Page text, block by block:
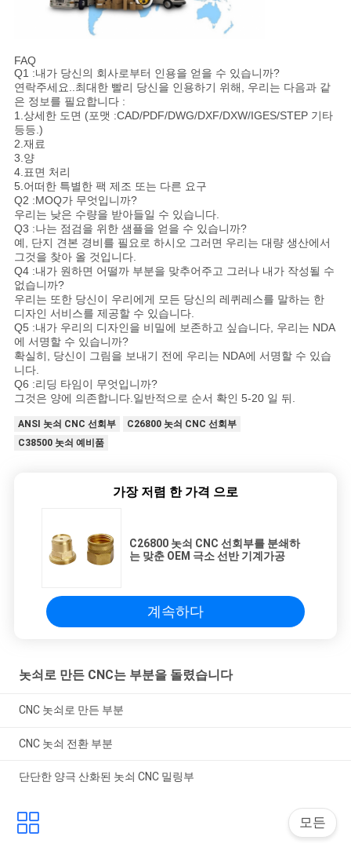
FAQ
Q1 :내가 당신의 회사로부터 인용을 얻을 수 있습니까?
연락주세요..최대한 빨리 당신을 인용하기 위해, 우리는 다음과 같
은 정보를 필요합니다 :
1.상세한 도면 (포맷 :CAD/PDF/DWG/DXF/DXW/IGES/STEP 기타
등등.)
2.재료
3.양
4.표면 처리
5.어떠한 특별한 팩 제조 또는 다른 요구
Q2 :MOQ가 무엇입니까?
우리는 낮은 수량을 받아들일 수 있습니다.
Q3 :나는 점검을 위한 샘플을 얻을 수 있습니까?
예, 단지 견본 경비를 필요로 하시오 그러면 우리는 대량 생산에서
그것을 찾아 올 것입니다.
Q4 :내가 원하면 어떨까 부분을 맞추어주고 그러나 내가 작성될 수
없습니까?
우리는 또한 당신이 우리에게 모든 당신의 레퀴레스를 말하는 한
디자인 서비스를 제공할 수 있습니다.
Q5 :내가 우리의 디자인을 비밀에 보존하고 싶습니다, 우리는 NDA
에 서명할 수 있습니까?
확실히, 당신이 그림을 보내기 전에 우리는 NDA에 서명할 수 있습
니다.
Q6 :리딩 타임이 무엇입니까?
그것은 양에 의존합니다.일반적으로 순서 확인 5-20 일 뒤.
ANSI 놋쇠 CNC 선회부
C26800 놋쇠 CNC 선회부
C38500 놋쇠 예비품
가장 저렴 한 가격 으로
C26800 놋쇠 CNC 선회부를 분쇄하
는 맞춘 OEM 극소 선반 기계가공
계속하다
놋쇠로 만든 CNC는 부분을 돌렸습니다
CNC 놋쇠로 만든 부분
CNC 놋쇠 전환 부분
단단한 양극 산화된 놋쇠 CNC 밀링부
모든